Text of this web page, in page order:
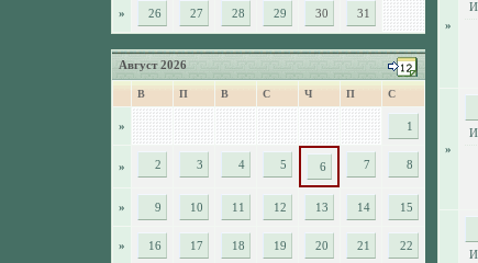
» 26 27 28 29 30 31
Август 2026
В П В С Ч П С
» 1
» 2 3 4 5 6 7 8
» 9 10 11 12 13 14 15
» 16 17 18 19 20 21 22
»
»